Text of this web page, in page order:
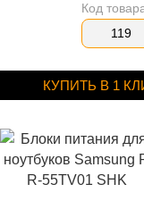
Код
119
КУПИТЬ В 1